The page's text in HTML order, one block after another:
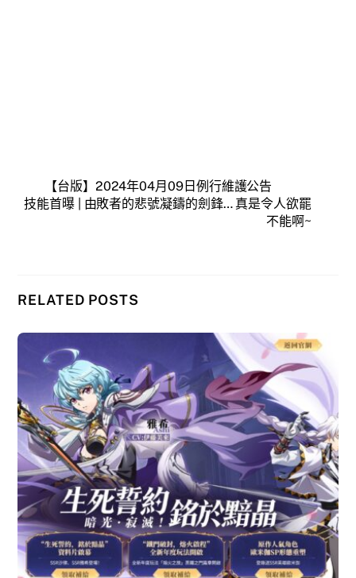
【台版】2024年04月09日例行維護公告
技能首曝 | 由敗者的悲號凝鑄的劍鋒… 真是令人欲罷
不能啊~
RELATED POSTS